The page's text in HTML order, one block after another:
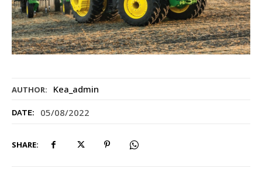
AUTHOR: Kea_admin
DATE: 05/08/2022
SHARE: